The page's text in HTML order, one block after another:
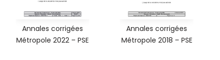
Annales corrigées
Métropole 2022 – PSE
Annales corrigées
Métropole 2018 – PSE